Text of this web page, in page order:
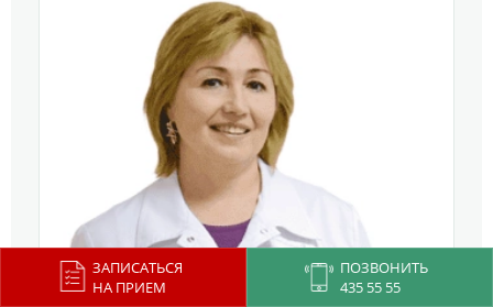
ЗАПИСАТЬСЯ
НА ПРИЕМ
ПОЗВОНИТЬ
435 55 55